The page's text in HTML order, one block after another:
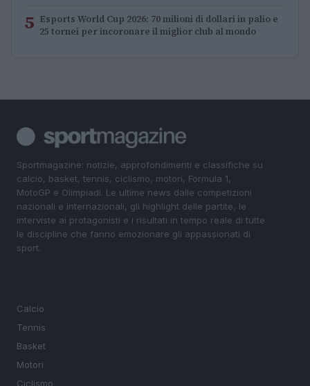
5 Esports World Cup 2026: 70 milioni di dollari in palio e
25 tornei per incoronare il miglior club al mondo
Sportmagazine: notizie, approfondimenti e classifiche su
calcio, basket, tennis, ciclismo, motori, Formula 1,
MotoGP e Olimpiadi. Le ultime news dalle competizioni
nazionali e internazionali, gli highlight delle partite, le
interviste ai protagonisti e i risultati in tempo reale di tutte
le discipline che fanno emozionare gli appassionati di
sport.
Calcio
Tennis
Basket
Motori
Ciclismo